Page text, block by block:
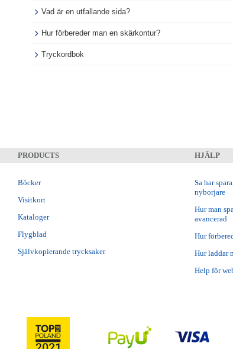
Vad är en utfallande sida?
Hur förbereder man en skärkontur?
Tryckordbok
PRODUCTS
Böcker
Visitkort
Kataloger
Flygblad
Självkopierande trycksaker
HJÄLP
Sa har
nyborjare
Hur man
avancerad
Hur
Hur laddar
Help för